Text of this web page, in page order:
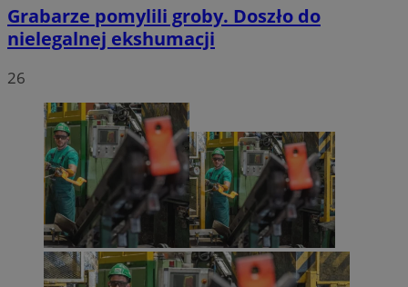
Grabarze pomylili groby. Doszło do
nielegalnej ekshumacji
26